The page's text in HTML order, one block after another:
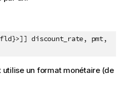
discount_rate, pmt,
utilise un format monétaire (de